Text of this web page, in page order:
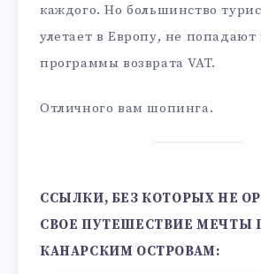
каждого. Но большинство
улетает в Европу, не
программы возврата VAT.
Отличного вам шопинга.
ССЫЛКИ, БЕЗ КОТОРЫХ НЕ
СВОЕ ПУТЕШЕСТВИЕ МЕЧТЫ
КАНАРСКИМ ОСТРОВАМ: